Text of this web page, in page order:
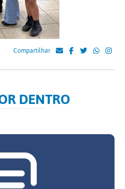
Compartilhar
DENTRO